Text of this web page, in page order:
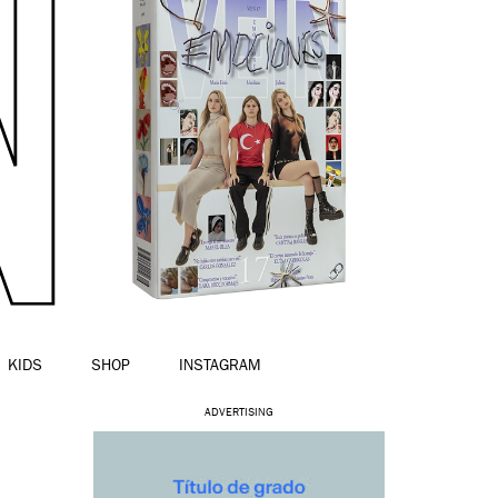
KIDS SHOP INSTAGRAM
ADVERTISING